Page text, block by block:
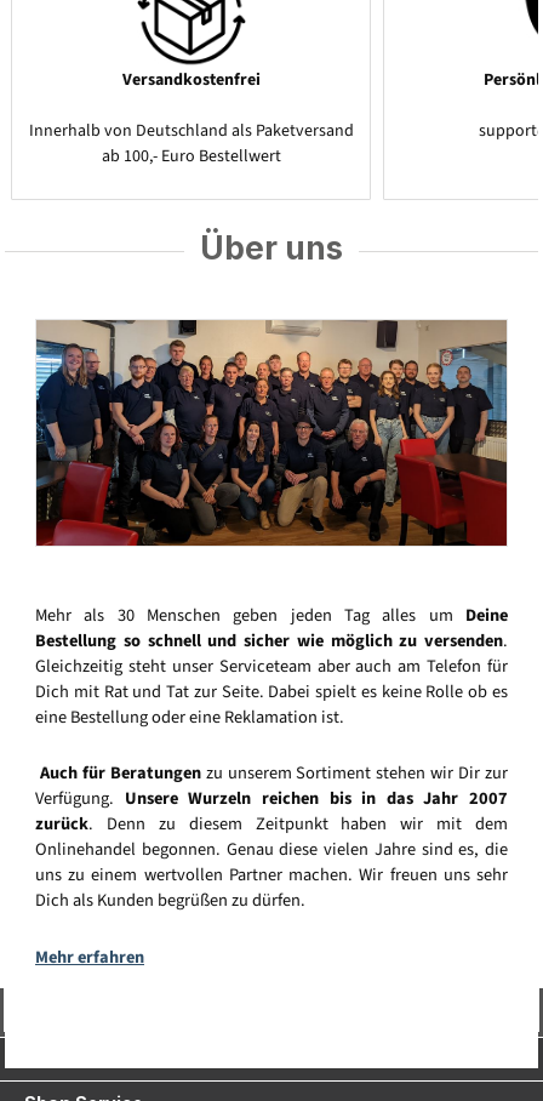
Versandkostenfrei
Innerhalb von Deutschland als Paketversand
ab 100,- Euro Bestellwert
Über uns
Mehr als 30 Menschen geben jeden Tag alles um Deine
Bestellung so schnell und sicher wie möglich zu versenden.
Gleichzeitig steht unser Serviceteam aber auch am Telefon für
Dich mit Rat und Tat zur Seite. Dabei spielt es keine Rolle ob es
eine Bestellung oder eine Reklamation ist.
Auch für Beratungenzu unserem Sortiment stehen wir Dir zur
Verfügung. Unsere Wurzeln reichen bis in das Jahr 2007
zurück. Denn zu diesem Zeitpunkt haben wir mit dem
Onlinehandel begonnen. Genau diese vielen Jahre sind es, die
uns zu einem wertvollen Partner machen. Wir freuen uns sehr
Dich als Kunden begrüßen zu dürfen.
Mehr erfahren